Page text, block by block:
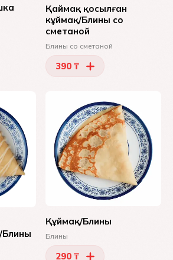
Қаймақ қосылған
кұймақ/Блины со
сметаной
Блины со сметаной
390 ₸
Блины
Құймақ/Блины
Блины
290 ₸